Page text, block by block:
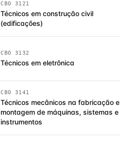
CBO 3121
Técnicos em construção civil
(edificações)
CBO 3132
Técnicos em eletrônica
CBO 3141
Técnicos mecânicos na fabricação e
montagem de máquinas, sistemas e
instrumentos